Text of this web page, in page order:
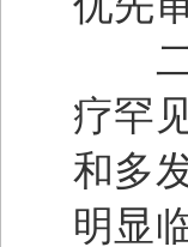
二
疗罕
和多
明显